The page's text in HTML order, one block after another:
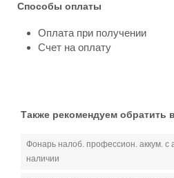
Способы оплаты
Оплата при получении
Счет на оплату
Также рекомендуем обратить
Фонарь налоб. профессион. аккум. с
наличии